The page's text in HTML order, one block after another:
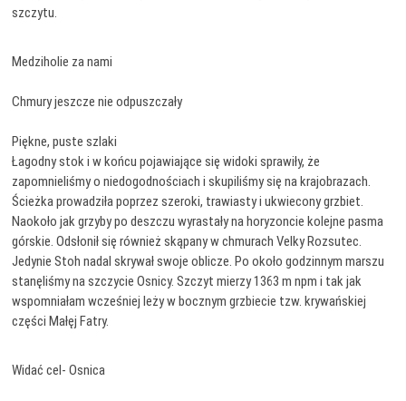
szczytu.
Medziholie za nami
Chmury jeszcze nie odpuszczały
Piękne, puste szlaki
Łagodny stok i w końcu pojawiające się widoki sprawiły, że
zapomnieliśmy o niedogodnościach i skupiliśmy się na krajobrazach.
Ścieżka prowadziła poprzez szeroki, trawiasty i ukwiecony grzbiet.
Naokoło jak grzyby po deszczu wyrastały na horyzoncie kolejne pasma
górskie. Odsłonił się również skąpany w chmurach Velky Rozsutec.
Jedynie Stoh nadal skrywał swoje oblicze. Po około godzinnym marszu
stanęliśmy na szczycie Osnicy. Szczyt mierzy 1363 m npm i tak jak
wspomniałam wcześniej leży w bocznym grzbiecie tzw. krywańskiej
części Małęj Fatry.
Widać cel- Osnica